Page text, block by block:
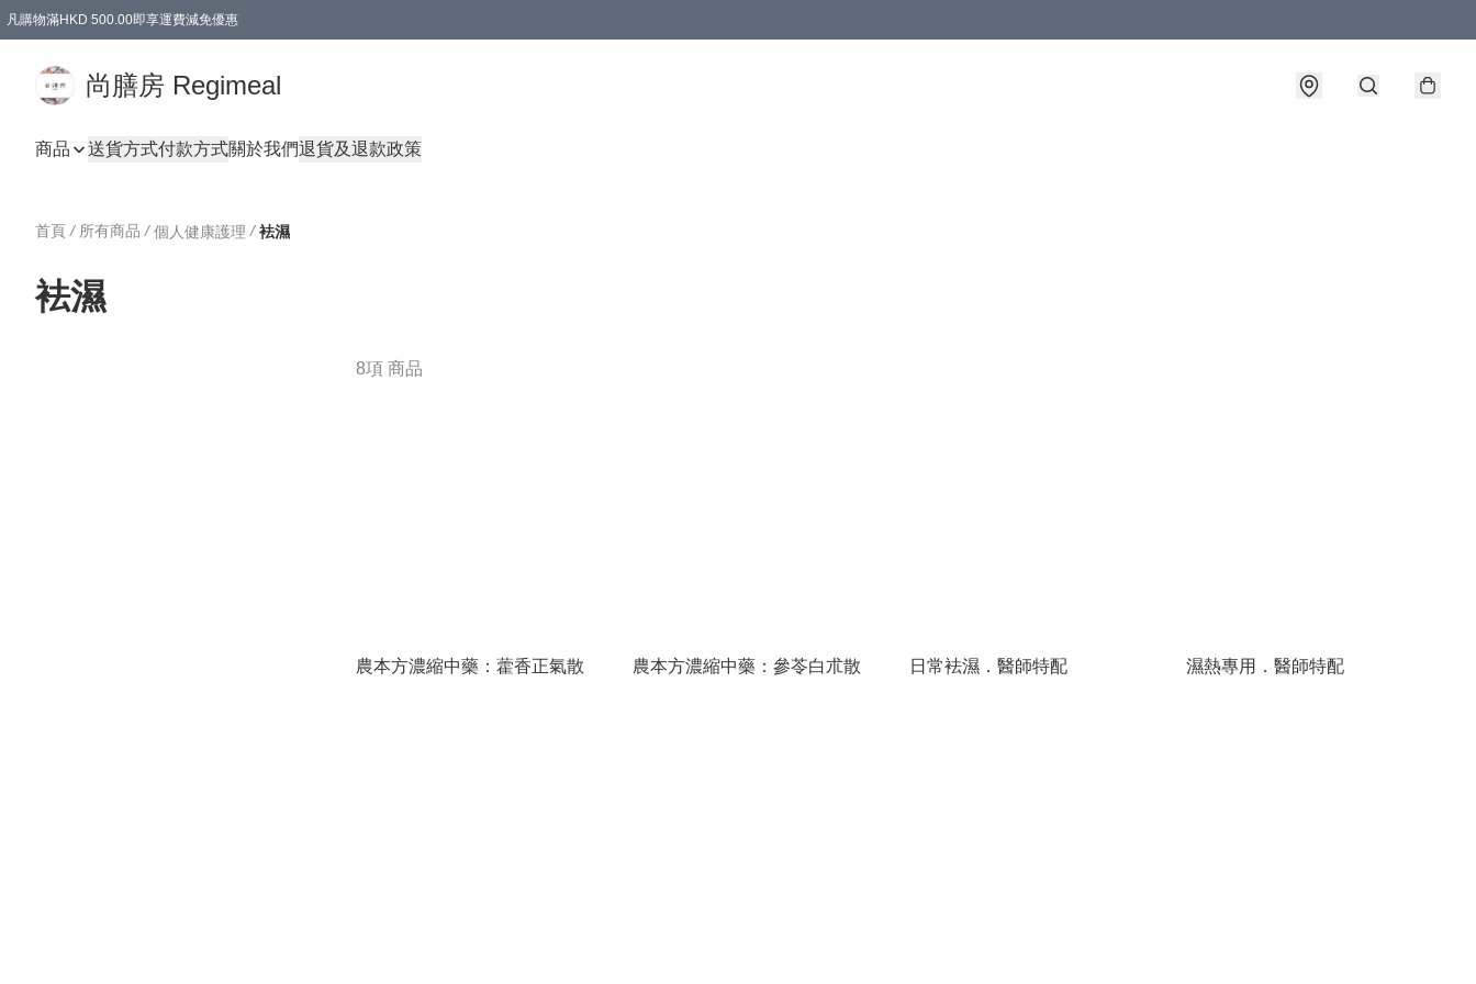
凡購物滿HKD 500.00即享運費減免優惠
尚膳房 Regimeal
商品 送貨方式付款方式關於我們退貨及退款政策
首頁 / 所有商品 / 個人健康護理 / 袪濕
袪濕
8項 商品
農本方濃縮中藥：藿香正氣散 農本方濃縮中藥：參苓白朮散 日常袪濕．醫師特配 濕熱專用．醫師特配